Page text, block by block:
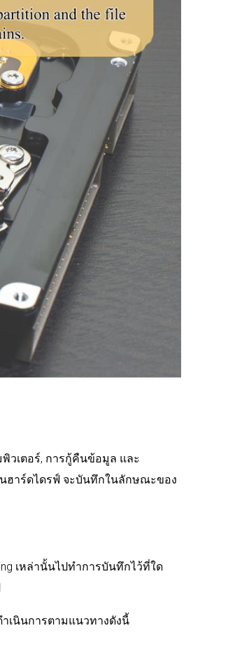
วเตอร์, การกู้คืนข้อมูล และ
ฮาร์ดไดรฟ์ จะบันทึกในลักษณะของ
เหล่านั้นไปทำการบันทึกไว้ที่ใด
เนินการตามแนวทางดังนี้